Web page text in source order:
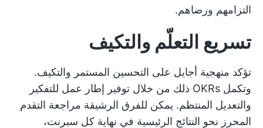
التزامهم ورضاهم.
تسريع التعلّم والتكيف
تؤكد منهجية أجايل على التحسين المستمر والتكيف.
وتكمل OKRs ذلك من خلال توفير إطار عمل للتفكير
والتعديل المنتظم. يمكن للفرق الرشيقة مراجعة التقدم
المحرز نحو النتائج الرئيسية في نهاية كل سبرنت،